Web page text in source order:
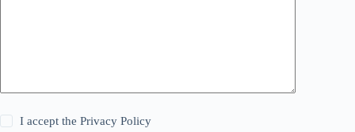
I accept thePrivacy Policy